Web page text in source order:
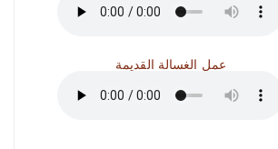
عمل الغسالة القديمة